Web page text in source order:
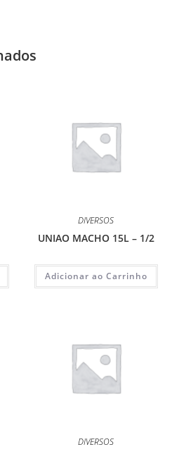
DIVERSOS
UNIAO MACHO 15L – 1/2
Adicionar ao Carrinho
DIVERSOS